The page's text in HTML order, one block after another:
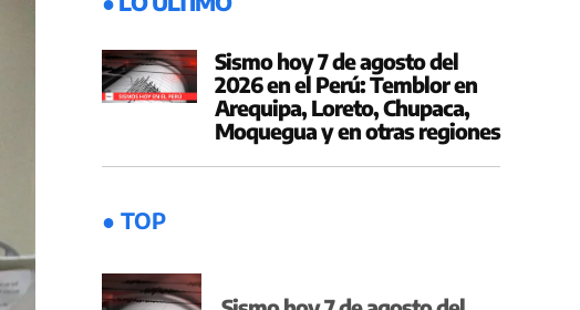
Sismo hoy 7 de agosto del
2026 en el Perú: Temblor en
Arequipa, Loreto, Chupaca,
Moquegua y en otras regiones
● TOP